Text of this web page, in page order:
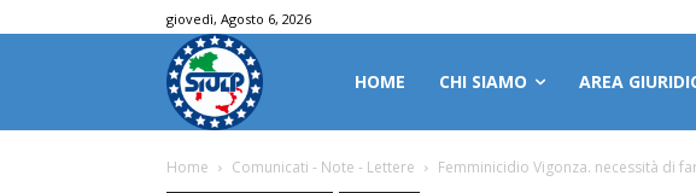
giovedì, Agosto 6, 2026
HOME CHI SIAMO AREA
Home Comunicati - Note - Lettere Femminicidio Vigonza. necessità di